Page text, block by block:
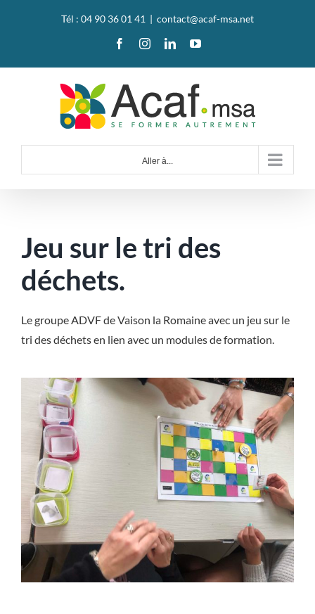
Tél : 04 90 36 01 41 | contact@acaf-msa.net
FacebookInstagramLinkedInYouTube
Aller à...
Jeu sur le tri des
déchets.
Le groupe ADVF de Vaison la Romaine avec un jeu sur le
tri des déchets en lien avec un modules de formation.